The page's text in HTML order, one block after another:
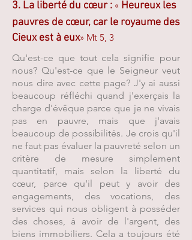
3. La liberté du cœur: « Heureux les
pauvres de cœur, car le royaume des
Cieux est à eux» Mt 5, 3
Qu'est-ce que tout cela signifie pour
nous? Qu'est-ce que le Seigneur veut
nous dire avec cette page? J'y ai aussi
beaucoup réfléchi quand j'exerçais la
charge d'évêque parce que je ne vivais
pas en pauvre, mais que j'avais
beaucoup de possibilités. Je crois qu'il
ne faut pas évaluer la pauvreté selon un
critère de mesure simplement
quantitatif, mais selon la liberté du
cœur, parce qu'il peut y avoir des
engagements, des vocations, des
services qui nous obligent à posséder
des choses, à avoir de l'argent, des
biens immobiliers. Cela a toujours été